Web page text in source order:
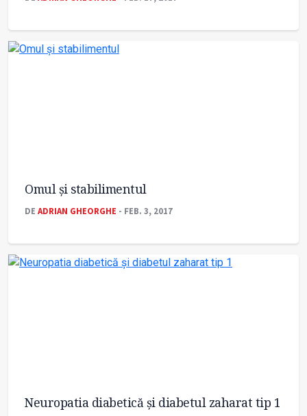
Omul și stabilimentul
DE ADRIAN GHEORGHE - FEB. 3, 2017
Neuropatia diabetică și diabetul zaharat tip 1